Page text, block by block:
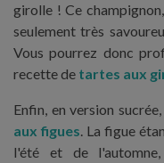
girolle ! Ce
seulement très
Vous pourrez donc
recette de tartes aux
Enfin, en version
aux figues. La figue
l'été et de